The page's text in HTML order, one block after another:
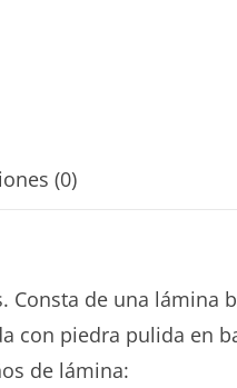
(0)
Consta de una lámina
con piedra pulida en
de lámina: